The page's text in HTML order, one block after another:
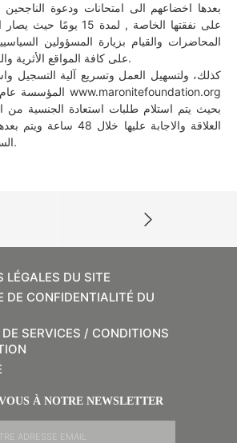
بعدها اخضاعهم الى امتحانات ودعوة الناجحين
على نفقتها الخاصة , لمدة
المحاضرات والقيام بزيارة المسؤولين
على كافة المواقع الأثرية والدينية السياحية في لبنان.
كذلك، ولتسهيل العمل وتسريع آلية التسجيل
بحيث يتم استلام طلبات استعادة الجنسية
العلاقة والاجابة عليها
السلطات المعنية في لبنان.
LÉGALES DU SITE
DE CONFIDENTIALITÉ DU
SERVICES / CONDITIONS
À NOTRE NEWSLETTER